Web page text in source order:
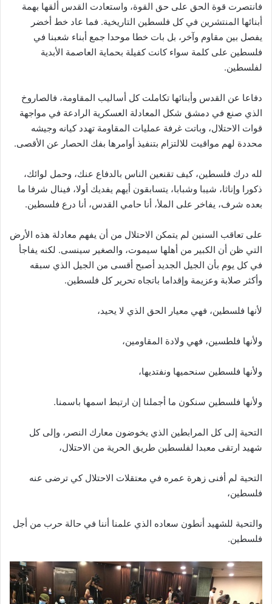
فانتصرت قوة الحق على حق القوة، واستعادت القدس ألقها بهمة
أبنائها المنتشرين في كل فلسطين التاريخية. فما عاد خط أخضر
يفصل بين مقاوم وآخر، بل بات خطا موحدا جمع أبناء شعبنا في
فلسطين على كلمة سواء كانت كفيلة بحماية العاصمة الأبدية
لفلسطين.
دفاعا عن القدس وأبنائها تكاملت كل أساليب المقاومة، فالصاروخ
الذي صنع في دمشق شكل المعادلة العسكرية الرادعة في مواجهة
قوات الاحتلال، وباتت غرفة عمليات المقاومة تهدد كيانه وجيشه
محددة لهم مواقيت للالتزام بتنفيذ أوامرها بفك الحصار عن الأقصى.
لله درك فلسطين، كيف تقنعين الناس بالدفاع عنك، وحمل لوائك،
ذكورا وإناثا، شيبا وشبابا، يتسابقون أيهم يفديك أولا، فينال شرفا ما
بعده شرف، يفاخر على الملأ، أنا حامي القدس، أنا درع فلسطين.
على تعاقب السنين لم يتمكن الاحتلال من أن يفهم معادلة هذه الأرض
التي ظن أن الكبير من أهلها سيموت، والصغير سينسى. لكنه يفاجأ
في كل يوم بأن الجيل الجديد أصبح أقسى من الجيل الذي سبقه
وأكثر صلابة وعزيمة وإقداما باتجاه تحرير كل فلسطين.
لأنها فلسطين، فهي معيار الحق الذي لا يحيد،
ولأنها فلطسين، فهي ولادة المقاومين،
ولأنها فلسطين سنحميها ونفتديها،
ولأنها فلسطين سنكون ما أجملنا إن ارتبط اسمها باسمنا.
التحية إلى كل المرابطين الذي يخوضون معارك النصر، وإلى كل
شهيد ارتقى معبدا لفلسطين طريق الحرية من الاحتلال،
التحية لم أفنى زهرة عمره في معتقلات الاحتلال كي ترضى عنه
فلسطين،
والتحية للشهيد أنطون سعاده الذي علمنا أننا في حالة حرب من أجل
فلسطين.